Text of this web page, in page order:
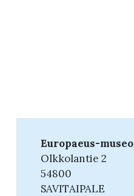
Europaeus-museo
Olkkolantie 2
54800
SAVITAIPALE